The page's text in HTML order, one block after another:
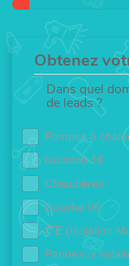
Obtenez
Dans quel
de leads ?
Pompes à
Isolation 1€
Chaudières
Douche 0€
ITE (Isolation
Panneaux